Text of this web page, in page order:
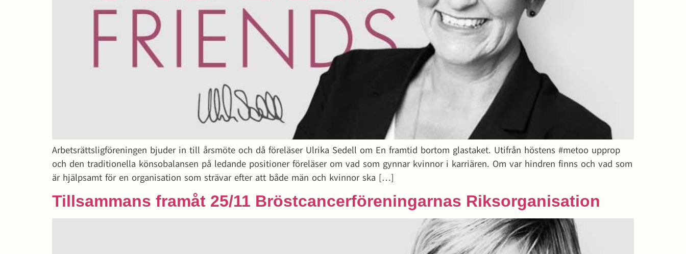
Arbetsrättsligföreningen bjuder in till årsmöte och då föreläser Ulrika Sedell om En framtid bortom glastaket. Utifrån höstens #metoo upprop
och den traditionella könsobalansen på ledande positioner föreläser om vad som gynnar kvinnor i karriären. Om var hindren finns och vad som
är hjälpsamt för en organisation som strävar efter att både män och kvinnor ska […]
Tillsammans framåt 25/11 Bröstcancerföreningarnas Riksorganisation